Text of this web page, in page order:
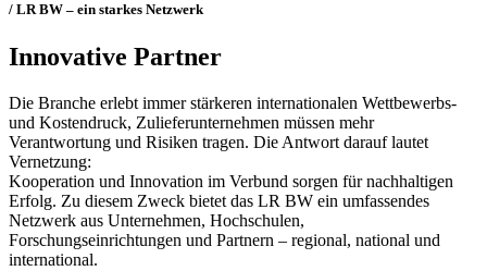
/ LR BW – ein starkes Netzwerk
Innovative Partner
Die Branche erlebt immer stärkeren internationalen Wettbewerbs-
und Kostendruck, Zulieferunternehmen müssen mehr
Verantwortung und Risiken tragen. Die Antwort darauf lautet
Vernetzung:
Kooperation und Innovation im Verbund sorgen für nachhaltigen
Erfolg. Zu diesem Zweck bietet das LR BW ein umfassendes
Netzwerk aus Unternehmen, Hochschulen,
Forschungseinrichtungen und Partnern – regional, national und
international.